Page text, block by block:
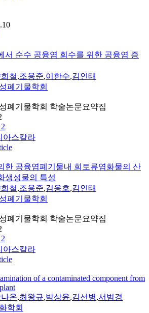
서 순수 공융염 회수를 위한 공융염 증
철,조용준,이한수,김인태
폐기물학회
폐기물학회 학술논문요약집
2
아스칼라
한 공융염폐기물내 희토류염화물의 산
생성물의 특성
철,조용준,김응호,김인태
폐기물학회
폐기물학회 학술논문요약집
2
아스칼라
of a contaminated component from
온,최왕규,박상윤,김선병,서범경
학회